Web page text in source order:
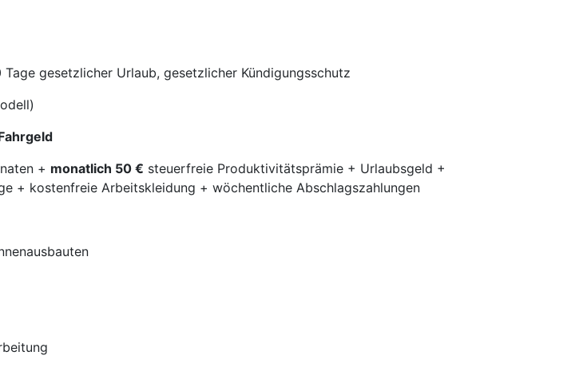
gesetzlicher Urlaub, gesetzlicher Kündigungsschutz
+ monatlich 50 € steuerfreie Produktivitätsprämie + Urlaubsgeld +
+ kostenfreie Arbeitskleidung + wöchentliche Abschlagszahlungen